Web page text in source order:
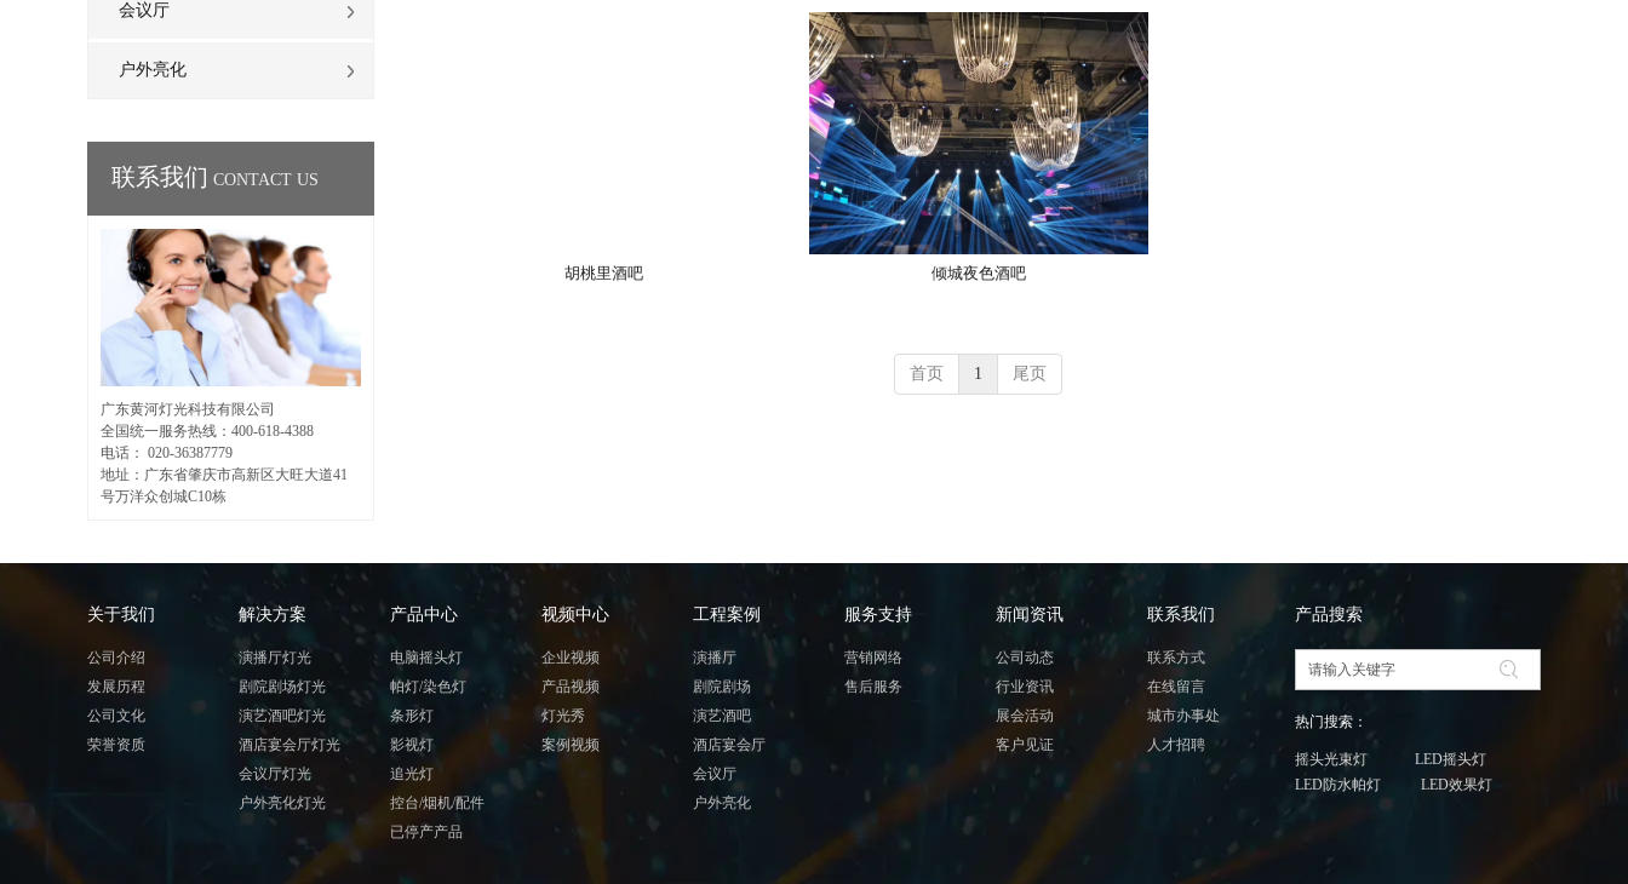
会议厅
户外亮化
联系我们 CONTACT US
广东黄河灯光科技有限公司
全国统一服务热线：400-618-4388
电话： 020-36387779
地址： 广东省肇庆市高新区大旺大道41
号万洋众创城C10栋
胡桃里酒吧 倾城夜色酒吧
首页 1 尾页
产品搜索
热门搜索：
摇头光束灯 LED摇头灯
LED防水帕灯 LED效果灯
关于我们
公司介绍
发展历程
公司文化
荣誉资质
解决方案
演播厅灯光
剧院剧场灯光
演艺酒吧灯光
酒店宴会厅灯光
会议厅灯光
户外亮化灯光
产品中心
电脑摇头灯
帕灯/染色灯
条形灯
影视灯
追光灯
控台/烟机/配件
已停产产品
视频中心
企业视频
产品视频
灯光秀
案例视频
工程案例
演播厅
剧院剧场
演艺酒吧
酒店宴会厅
会议厅
户外亮化
服务支持
营销网络
售后服务
新闻资讯
公司动态
行业资讯
展会活动
客户见证
联系我们
联系方式
在线留言
城市办事处
人才招聘